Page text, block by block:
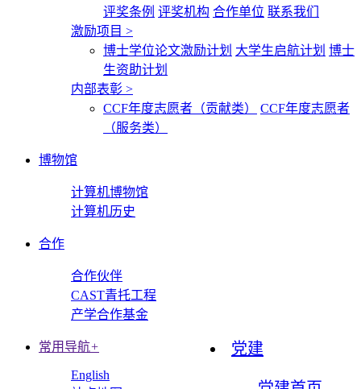
评奖条例 评奖机构 合作单位 联系我们
激励项目 >
博士学位论文激励计划 大学生启航计划 博士
生资助计划
内部表彰 >
CCF年度志愿者（贡献类）
CCF年度志愿者
（服务类）
博物馆
计算机博物馆
计算机历史
合作
合作伙伴
CAST青托工程
产学合作基金
党建
常用导航+
English